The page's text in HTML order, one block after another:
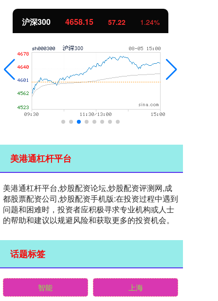
沪深300 4658.15 57.22 1.24%
美港通杠杆平台
美港通杠杆平台,炒股配资论坛,炒股配资评测网,成
都股票配资公司,炒股配资手机版:在投资过程中遇到
问题和困难时，投资者应积极寻求专业机构或人士
的帮助和建议以规避风险和获取更多的投资机会。
话题标签
智能 上海